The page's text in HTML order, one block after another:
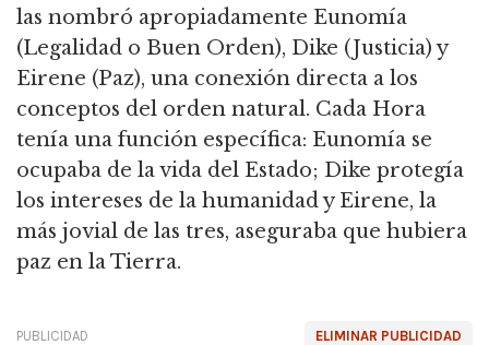
las nombró apropiadamente Eunomía
(Legalidad o Buen Orden), Dike (Justicia) y
Eirene (Paz), una conexión directa a los
conceptos del orden natural. Cada Hora
tenía una función específica: Eunomía se
ocupaba de la vida del Estado; Dike protegía
los intereses de la humanidad y Eirene, la
más jovial de las tres, aseguraba que hubiera
paz en la Tierra.
ELIMINAR PUBLICIDAD
PUBLICIDAD